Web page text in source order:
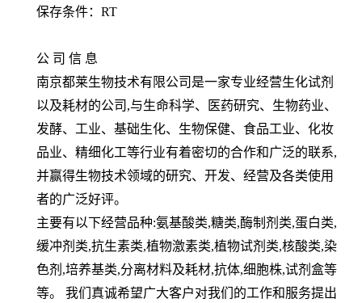
保存条件： RT
公 司 信 息
南京都莱生物技术有限公司是一家专业经营生化试剂
以及耗材的公司 ,与生命科学、医药研究、生物药业、
发酵、工业、基础生化、生物保健、食品工业、化妆
品业、精细化工等行业有着密切的合作和广泛的联系,
并赢得生物技术领域的研究、开发、经营及各类使用
者的广泛好评。
主要有以下经营品种:氨基酸类,糖类,酶制剂类,蛋白类,
缓冲剂类,抗生素类,植物激素类,植物试剂类,核酸类,染
色剂 ,培养基类,分离材料及耗材,抗体,细胞株,试剂盒等
等。 我们真诚希望广大客户对我们的工作和服务提出